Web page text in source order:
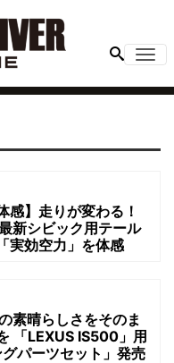
感】走りが変わる！
新シビック用テール
実効空力」を体感
素晴らしさをそのま
「LEXUS IS500」用
グパーツセット」発売